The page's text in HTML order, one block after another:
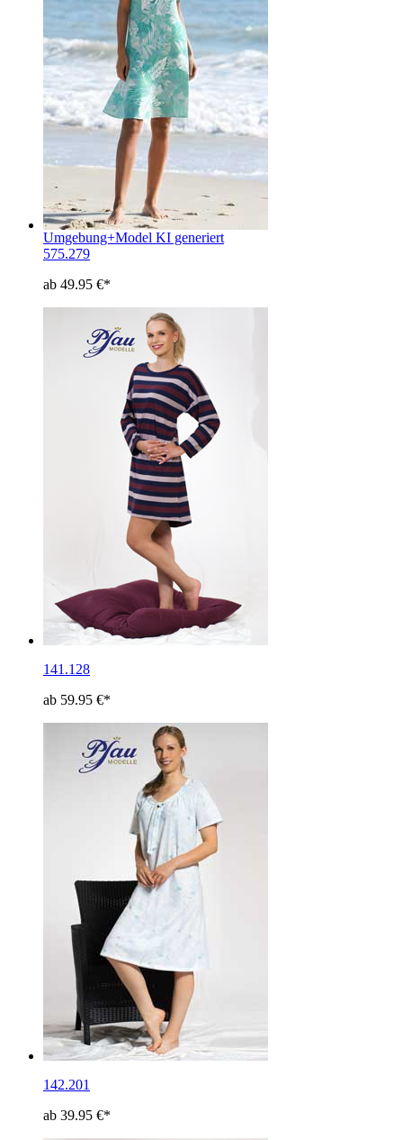
Umgebung+Model KI generiert
575.279
ab 49.95 €*
141.128
ab 59.95 €*
142.201
ab 39.95 €*